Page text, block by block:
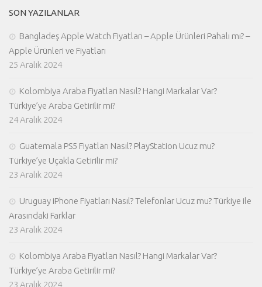
SON YAZILANLAR
Bangladeş Apple Watch Fiyatları – Apple Ürünleri Pahalı mı? –
Apple Ürünleri ve Fiyatları
25 Aralık 2024
Kolombiya Araba Fiyatları Nasıl? Hangi Markalar Var?
Türkiye’ye Araba Getirilir mi?
24 Aralık 2024
Guatemala PS5 Fiyatları Nasıl? PlayStation Ucuz mu?
Türkiye’ye Uçakla Getirilir mi?
23 Aralık 2024
Uruguay iPhone Fiyatları Nasıl? Telefonlar Ucuz mu? Türkiye ile
Arasındaki Farklar
23 Aralık 2024
Kolombiya Araba Fiyatları Nasıl? Hangi Markalar Var?
Türkiye’ye Araba Getirilir mi?
23 Aralık 2024